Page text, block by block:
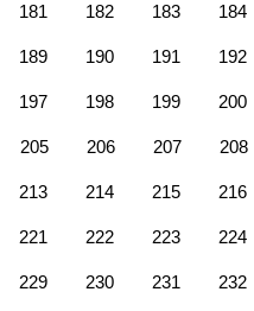
181 182 183 184
189 190 191 192
197 198 199 200
205 206 207 208
213 214 215 216
221 222 223 224
229 230 231 232